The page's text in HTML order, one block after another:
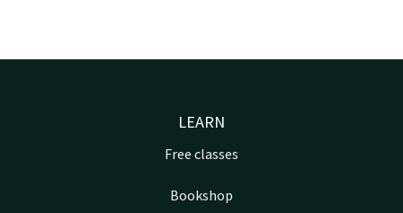
LEARN
Free classes
Bookshop